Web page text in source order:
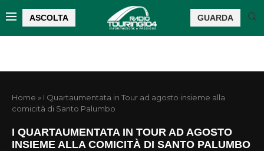
ASCOLTA GUARDA
Home » I Quartaumentata in Tour ad agosto insieme alla
comicità di Santo Palumbo
I QUARTAUMENTATA IN TOUR AD AGOSTO
INSIEME ALLA COMICITÀ DI SANTO PALUMBO